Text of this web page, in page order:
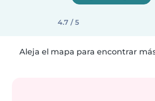
4.7 / 5
Aleja el mapa para encontrar